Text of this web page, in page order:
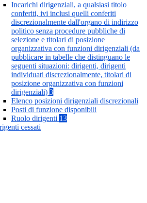
Incarichi dirigenziali, a qualsiasi titolo
conferiti, ivi inclusi quelli conferiti
discrezionalmente dall'organo di indirizzo
politico senza procedure pubbliche di
selezione e titolari di posizione
organizzativa con funzioni dirigenziali (da
pubblicare in tabelle che distinguano le
seguenti situazioni: dirigenti, dirigenti
individuati discrezionalmente, titolari di
posizione organizzativa con funzioni
dirigenziali) 3
Elenco posizioni dirigenziali discrezionali
Posti di funzione disponibili
Ruolo dirigenti 13
cessati